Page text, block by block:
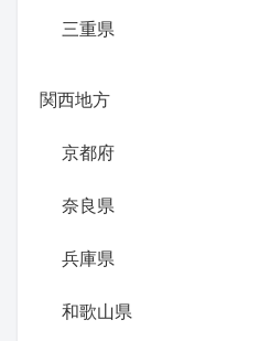
三重県
関西地方
京都府
奈良県
兵庫県
和歌山県